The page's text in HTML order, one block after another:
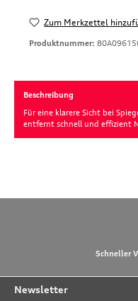
Zum Merkzettel
Produktnummer:
Beschreibung
Für eine klarere Sicht bei
entfernt schnell und effizient
Schneller
Newsletter